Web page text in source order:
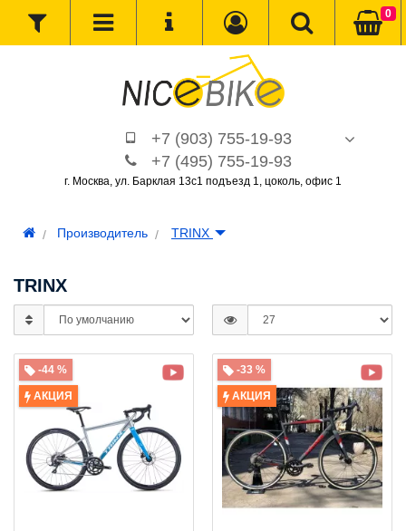
+7 (903) 755-19-93
+7 (495) 755-19-93
г. Москва, ул. Барклая 13с1 подъезд 1, цоколь, офис 1
0
Производитель TRINX
TRINX
-44 %
АКЦИЯ
-33 %
АКЦИЯ